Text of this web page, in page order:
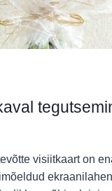
visiitkaart on